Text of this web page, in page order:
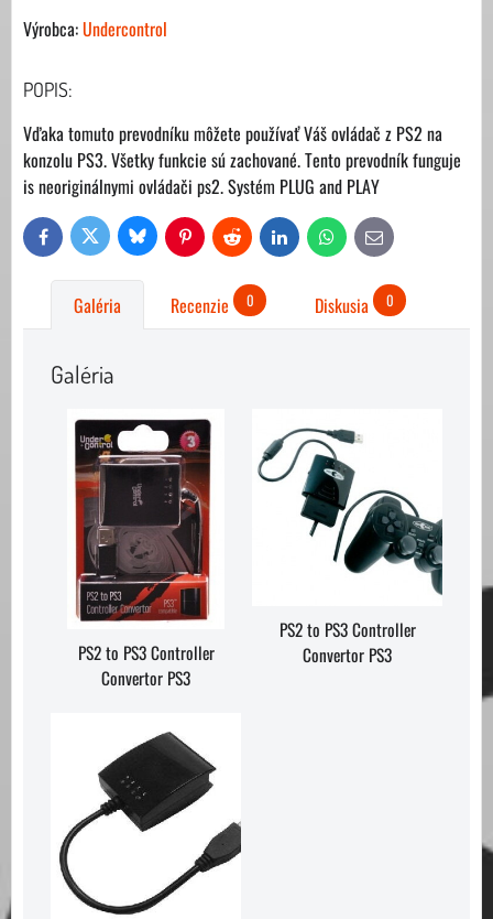
Výrobca:Undercontrol
POPIS:
Vďaka tomuto prevodníku môžete používať Váš ovládač z PS2 na
konzolu PS3. Všetky funkcie sú zachované. Tento prevodník funguje
is neoriginálnymi ovládači ps2. Systém PLUG and PLAY
FacebookTwitter Bluesky PinterestReddit LinkedIn WhatsAppE-
mail
Galéria Recenzie 0 Diskusia 0
Galéria
PS2 to PS3 Controller
Convertor PS3
PS2 to PS3 Controller
Convertor PS3